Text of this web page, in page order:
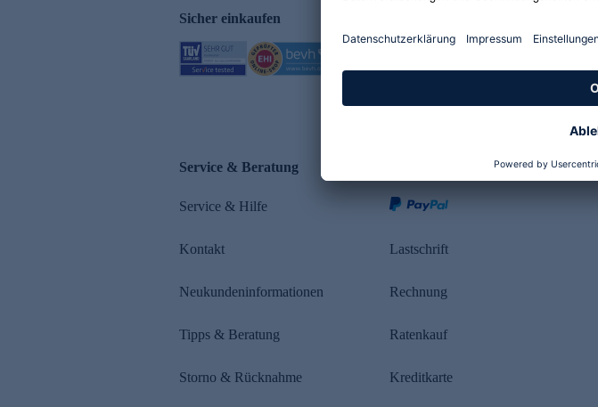
Sicher einkaufen
Service & Beratung
Service & Hilfe
Kontakt
Neukundeninformationen
Tipps & Beratung
Storno & Rücknahme
Lastschrift
Rechnung
Ratenkauf
Kreditkarte